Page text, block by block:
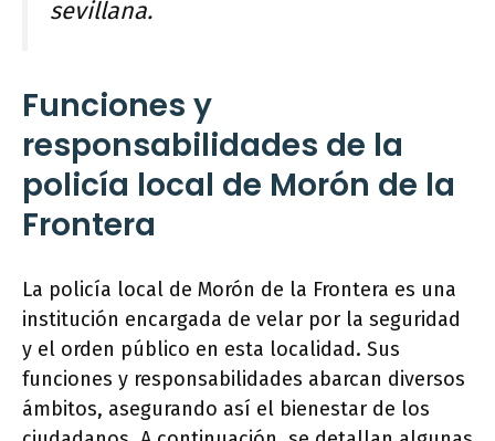
sevillana.
Funciones y
responsabilidades de la
policía local de Morón de la
Frontera
La policía local de Morón de la Frontera es una
institución encargada de velar por la seguridad
y el orden público en esta localidad. Sus
funciones y responsabilidades abarcan diversos
ámbitos, asegurando así el bienestar de los